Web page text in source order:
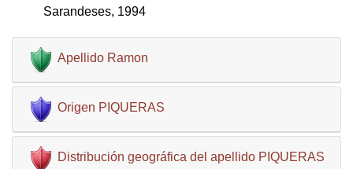
Sarandeses, 1994
Apellido Ramon
Origen PIQUERAS
Distribución geográfica del apellido PIQUERAS